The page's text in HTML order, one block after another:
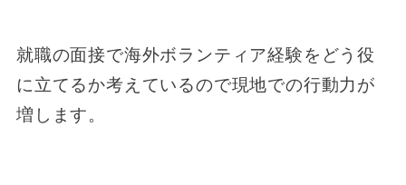
就職の面接で海外ボランティア経験をどう役
に立てるか考えているので現地での行動力が
増します。